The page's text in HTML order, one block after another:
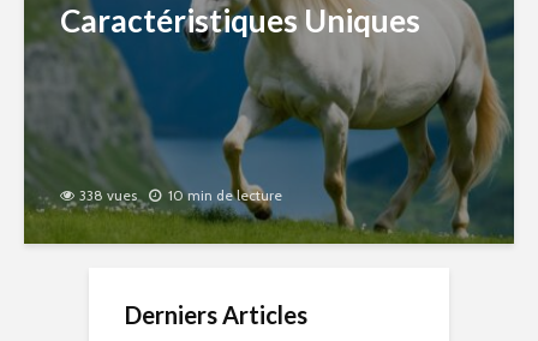
Caractéristiques Uniques
338 vues 10 min de lecture
Derniers Articles